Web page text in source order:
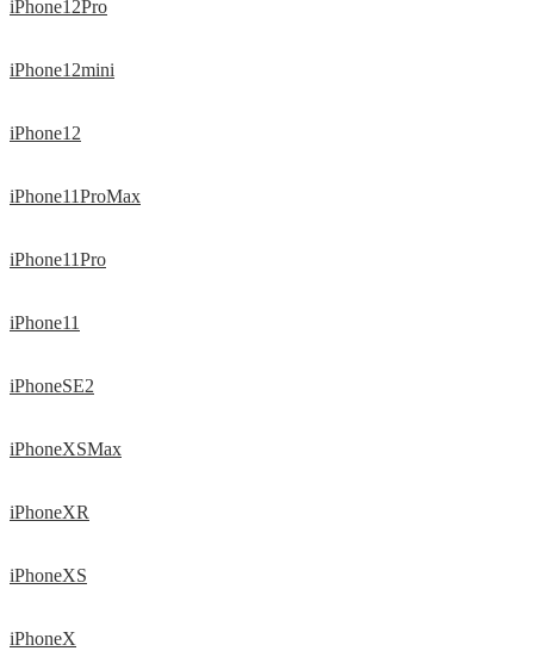
iPhone12Pro
iPhone12mini
iPhone12
iPhone11ProMax
iPhone11Pro
iPhone11
iPhoneSE2
iPhoneXSMax
iPhoneXR
iPhoneXS
iPhoneX